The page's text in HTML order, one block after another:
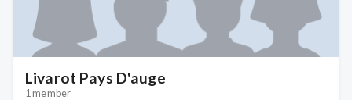
Livarot Pays D'auge
1 member